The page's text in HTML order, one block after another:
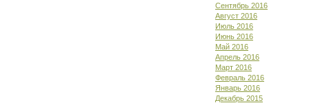
Сентябрь 2016
Август 2016
Июль 2016
Июнь 2016
Май 2016
Апрель 2016
Март 2016
Февраль 2016
Январь 2016
Декабрь 2015